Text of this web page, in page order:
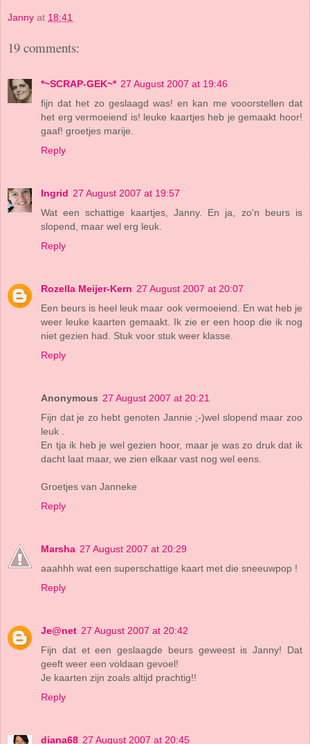
Janny at 18:41
19 comments:
*~SCRAP-GEK~* 27 August 2007 at 19:46
fijn dat het zo geslaagd was! en kan me vooorstellen dat
het erg vermoeiend is! leuke kaartjes heb je gemaakt hoor!
gaaf! groetjes marije.
Reply
Ingrid 27 August 2007 at 19:57
Wat een schattige kaartjes, Janny. En ja, zo'n beurs is
slopend, maar wel erg leuk.
Reply
Rozella Meijer-Kern 27 August 2007 at 20:07
Een beurs is heel leuk maar ook vermoeiend. En wat heb je
weer leuke kaarten gemaakt. Ik zie er een hoop die ik nog
niet gezien had. Stuk voor stuk weer klasse.
Reply
Anonymous 27 August 2007 at 20:21
Fijn dat je zo hebt genoten Jannie ;-)wel slopend maar zoo
leuk .
En tja ik heb je wel gezien hoor, maar je was zo druk dat ik
dacht laat maar, we zien elkaar vast nog wel eens.
Groetjes van Janneke
Reply
Marsha 27 August 2007 at 20:29
aaahhh wat een superschattige kaart met die sneeuwpop !
Reply
Je@net 27 August 2007 at 20:42
Fijn dat et een geslaagde beurs geweest is Janny! Dat
geeft weer een voldaan gevoel!
Je kaarten zijn zoals altijd prachtig!!
Reply
diana68 27 August 2007 at 20:45